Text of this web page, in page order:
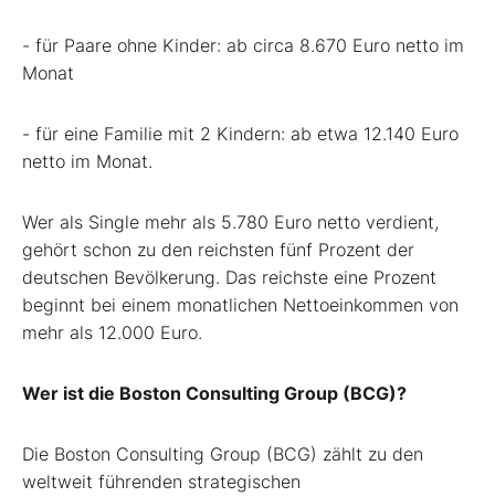
- für Paare ohne Kinder: ab circa 8.670 Euro netto im
Monat
- für eine Familie mit 2 Kindern: ab etwa 12.140 Euro
netto im Monat.
Wer als Single mehr als 5.780 Euro netto verdient,
gehört schon zu den reichsten fünf Prozent der
deutschen Bevölkerung. Das reichste eine Prozent
beginnt bei einem monatlichen Nettoeinkommen von
mehr als 12.000 Euro.
Wer ist die Boston Consulting Group (BCG)?
Die Boston Consulting Group (BCG) zählt zu den
weltweit führenden strategischen